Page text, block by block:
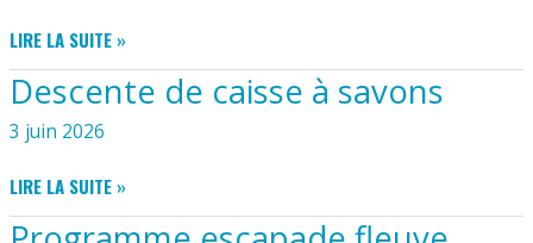
PROCÈS-
VERBAL
DU
MUNICIPAL
21
AVRIL
LIRE LA SUITE »
Descente de caisse à savons
3 juin 2026
DESCENTE
DE
CAISSE
LIRE LA SUITE »